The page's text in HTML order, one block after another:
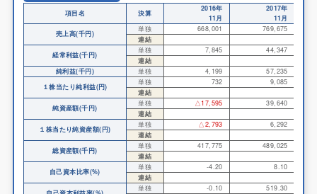
項目名
決算
2016年
11月
2017年
11月
売上高(千円)
単独 668,001
769,675
連結
経常利益(千円)
単独 7,845
44,347
連結
純利益(千円)
単独 4,199
57,235
１株当たり純利益(円)
単独 732
9,085
連結
純資産額(千円)
単独 △17,595
39,640
連結
１株当たり純資産額(円)
単独 △2,793
6,292
連結
総資産額(千円)
単独 417,775
489,025
連結
自己資本比率(%)
単独 -4.20
8.10
連結
単独 -0.10
519.30